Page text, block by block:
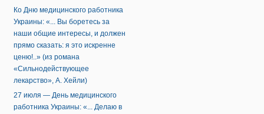
Ко Дню медицинского работника
Украины: «... Вы боретесь за
наши общие интересы, и должен
прямо сказать: я это искренне
ценю!..» (из романа
«Сильнодействующее
лекарство», А. Хейли)
27 июля — День медицинского
работника Украины: «... Делаю в